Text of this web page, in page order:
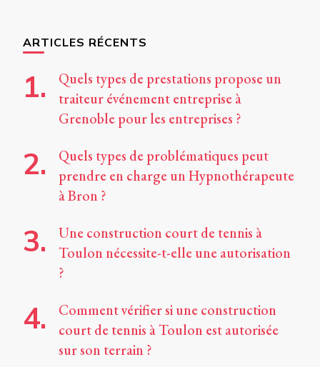
ARTICLES RÉCENTS
Quels types de prestations propose un
traiteur événement entreprise à
Grenoble pour les entreprises ?
Quels types de problématiques peut
prendre en charge un Hypnothérapeute
à Bron ?
Une construction court de tennis à
Toulon nécessite-t-elle une autorisation
?
Comment vérifier si une construction
court de tennis à Toulon est autorisée
sur son terrain ?